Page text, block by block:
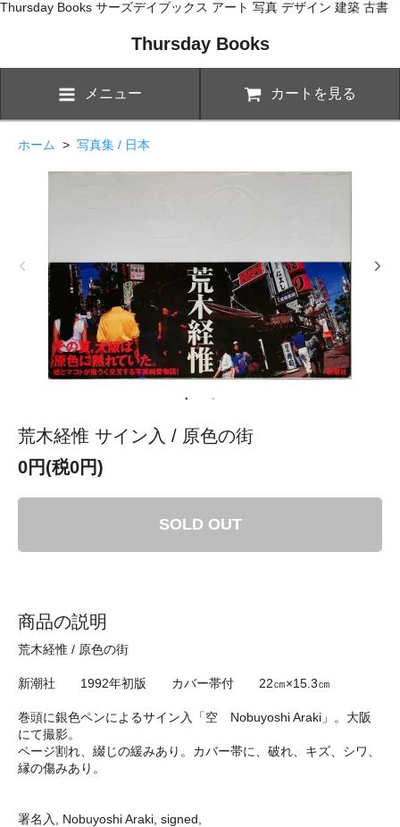
Thursday Books サーズデイブックス アート 写真 デザイン 建築 古書
Thursday Books
メニュー カートを見る
ホーム > 写真集 / 日本
荒木経惟 サイン入 / 原色の街
0円(税0円)
SOLD OUT
商品の説明
荒木経惟 / 原色の街
新潮社 1992年初版 カバー帯付 22㎝×15.3㎝
巻頭に銀色ペンによるサイン入「空 Nobuyoshi Araki」。大阪
にて撮影。
ページ割れ、綴じの緩みあり。カバー帯に、破れ、キズ、シワ、
縁の傷みあり。
署名入, Nobuyoshi Araki, signed,